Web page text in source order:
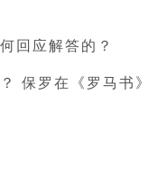
回应解答的？
保罗在《罗马书